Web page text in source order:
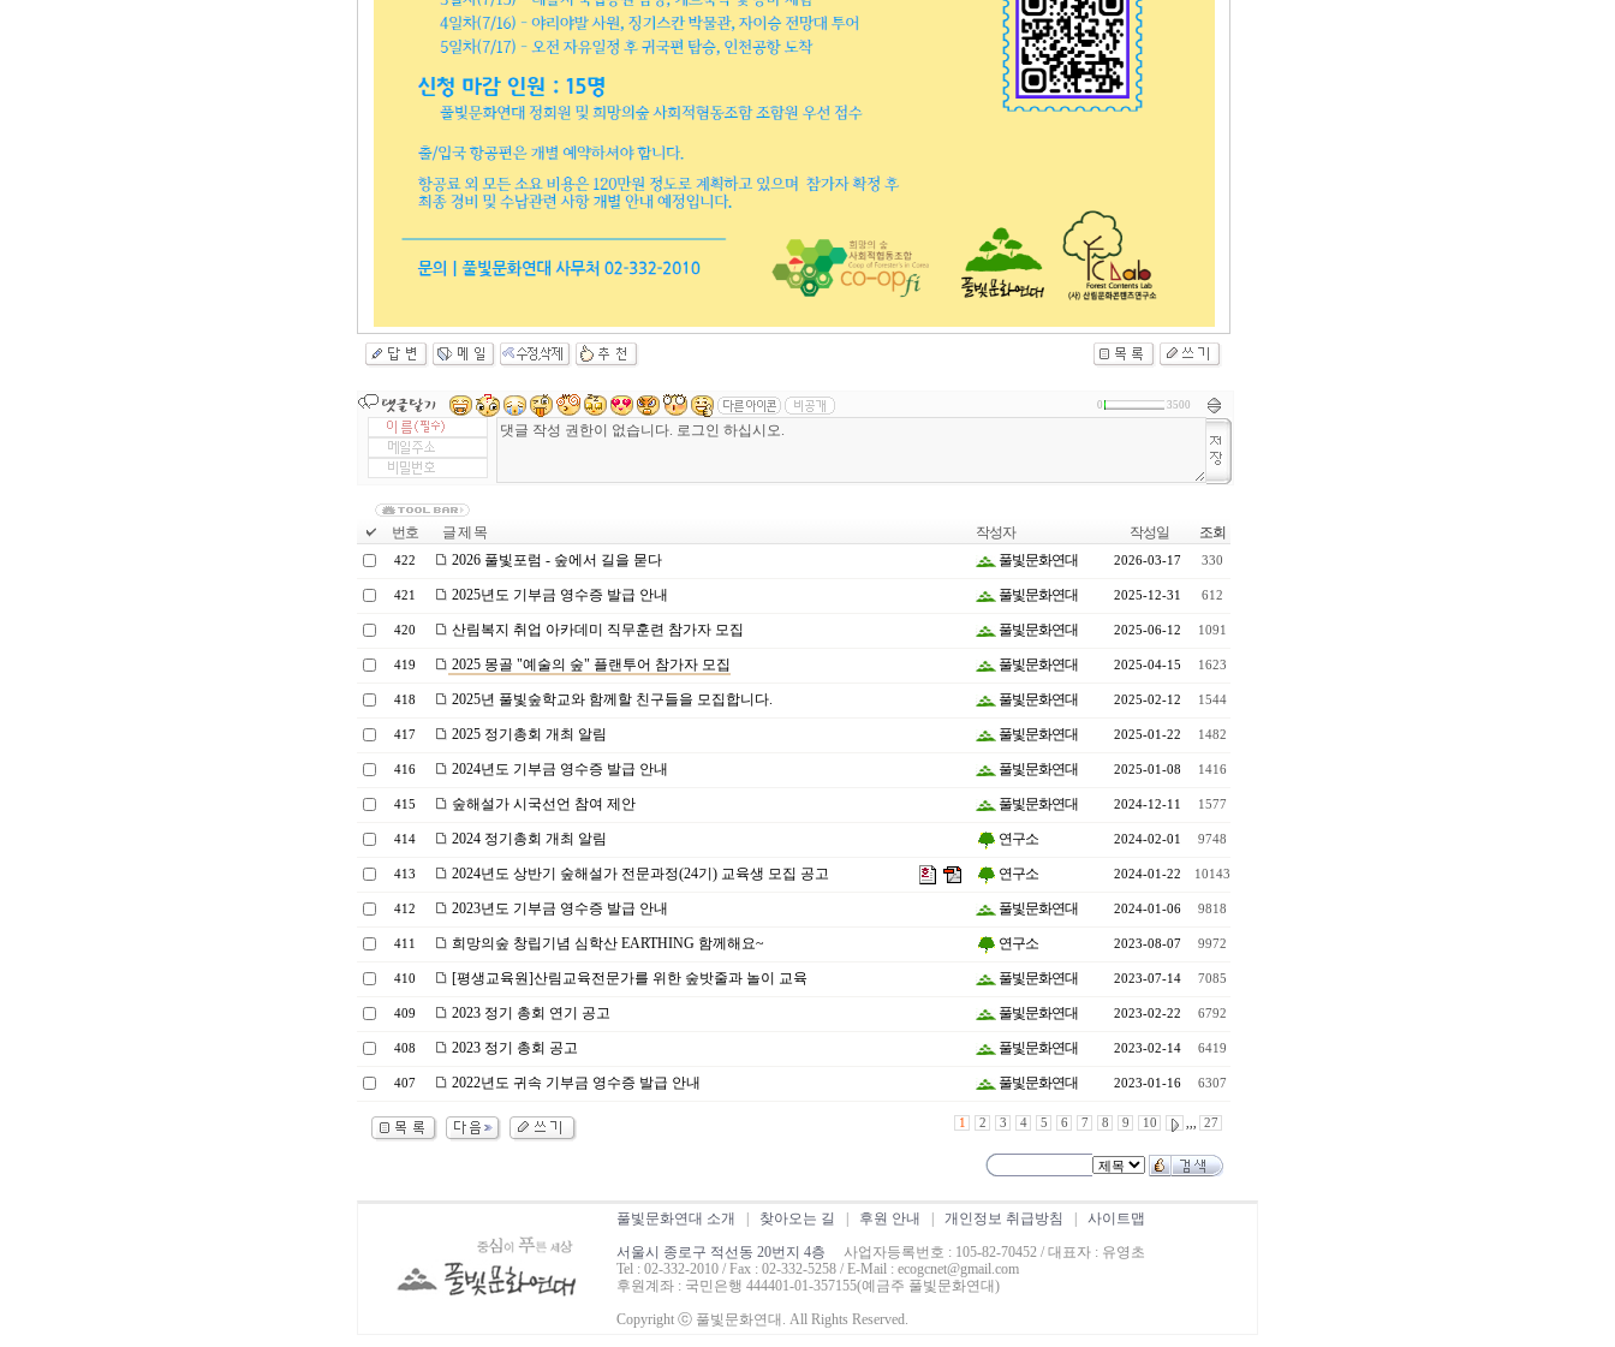
0 3500
번호 글 제 목 작성자 작성일 조회
422 2026 풀빛포럼 - 숲에서 길을 묻다 풀빛문화연대 2026-03-17 330
421 2025년도 기부금 영수증 발급 안내 풀빛문화연대 2025-12-31 612
420 산림복지 취업 아카데미 직무훈련 참가자 모집 풀빛문화연대 2025-06-12 1091
419 2025 몽골 "예술의 숲" 플랜투어 참가자 모집 풀빛문화연대 2025-04-15 1623
418 2025년 풀빛숲학교와 함께할 친구들을 모집합니다. 풀빛문화연대 2025-02-12 1544
417 2025 정기총회 개최 알림 풀빛문화연대 2025-01-22 1482
416 2024년도 기부금 영수증 발급 안내 풀빛문화연대 2025-01-08 1416
415 숲해설가 시국선언 참여 제안 풀빛문화연대 2024-12-11 1577
414 2024 정기총회 개최 알림 연구소 2024-02-01 9748
413 2024년도 상반기 숲해설가 전문과정(24기) 교육생 모집 공고 연구소 2024-01-22 10143
412 2023년도 기부금 영수증 발급 안내 풀빛문화연대 2024-01-06 9818
411 희망의숲 창립기념 심학산 EARTHING 함께해요~ 연구소 2023-08-07 9972
410 [평생교육원]산림교육전문가를 위한 숲밧줄과 놀이 교육 풀빛문화연대 2023-07-14 7085
409 2023 정기 총회 연기 공고 풀빛문화연대 2023-02-22 6792
408 2023 정기 총회 공고 풀빛문화연대 2023-02-14 6419
407 2022년도 귀속 기부금 영수증 발급 안내 풀빛문화연대 2023-01-16 6307
1 2 3 4 5 6 7 8 9 10 ,,, 27
풀빛문화연대 소개 찾아오는 길 후원 안내 개인정보 취급방침
사이트맵
서울시 종로구 적선동 20번지 4층 사업자등록번호 : 105-82-70452 / 대표자 : 유영초
Tel : 02-332-2010 / Fax : 02-332-5258 / E-Mail : ecogcnet@gmail.com
후원계좌 : 국민은행 444401-01-357155(예금주 풀빛문화연대)
Copyright ⓒ 풀빛문화연대. All Rights Reserved.